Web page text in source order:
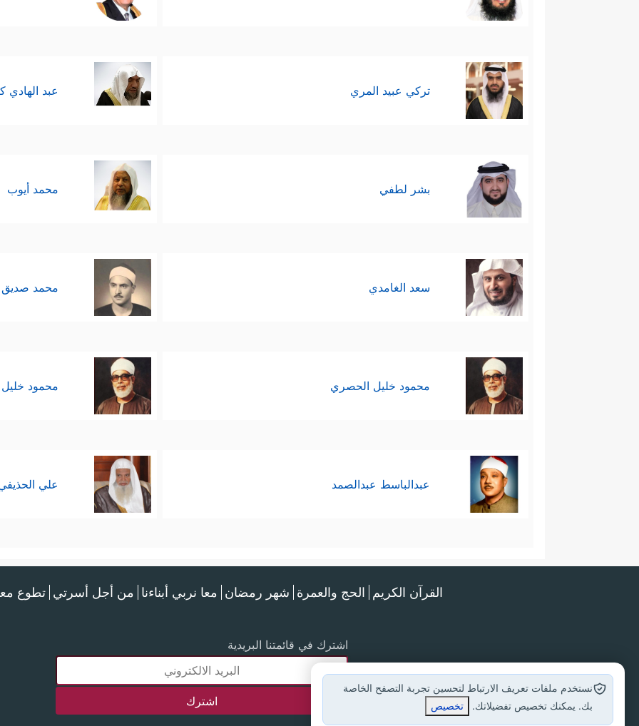
تركي عبيد المري عبد الهادي
بشر لطفي محمد أيوب
سعد الغامدي محمد صديق
محمود خليل الحصري محمود
عبدالباسط عبدالصمد علي
القرآن الكريم الحج والعمرة شهر رمضان معا نربي أبناءنا من أجل أسرتي تطوع
اشترك في قائمتنا البريدية
نستخدم ملفات تعريف الارتباط لتحسين تجربة التصفح الخاصة
بك. يمكنك تخصيص تفضيلاتك.
تخصيص